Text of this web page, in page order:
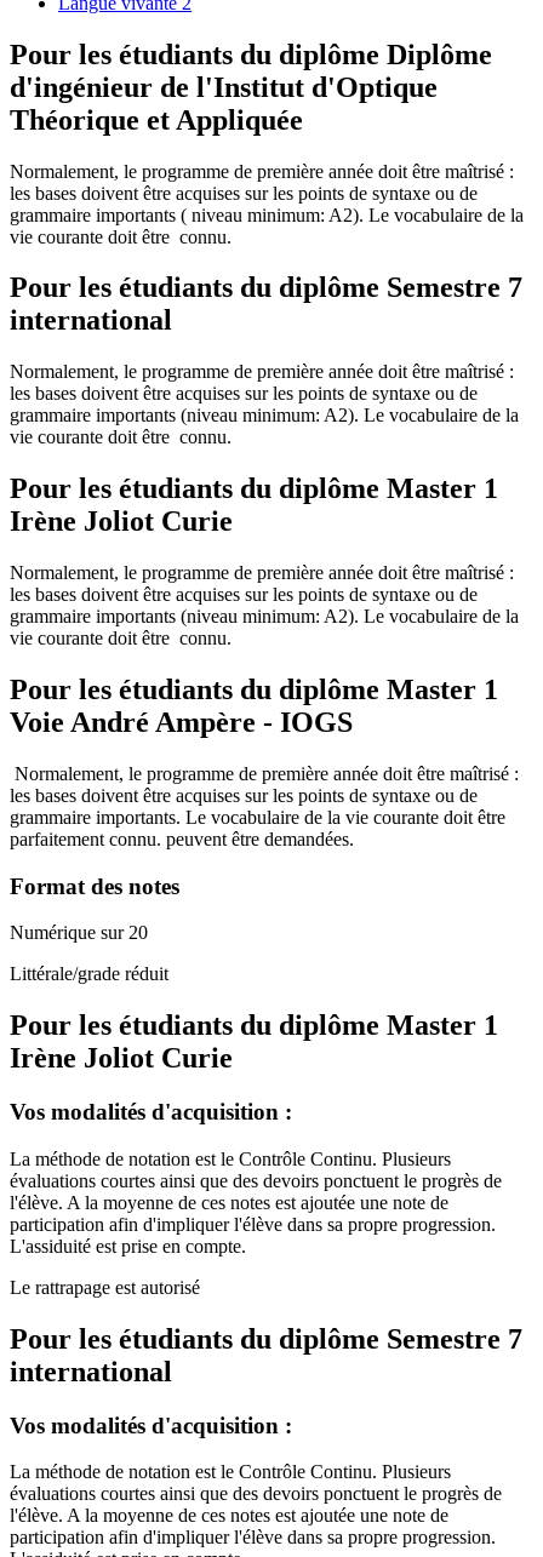
Pour les étudiants du diplôme Diplôme
d'ingénieur de l'Institut d'Optique
Théorique et Appliquée
Normalement, le programme de première année doit être maîtrisé :
les bases doivent être acquises sur les points de syntaxe ou de
grammaire importants ( niveau minimum: A2). Le vocabulaire de la
vie courante doit être connu.
Pour les étudiants du diplôme Semestre 7
international
Normalement, le programme de première année doit être maîtrisé :
les bases doivent être acquises sur les points de syntaxe ou de
grammaire importants (niveau minimum: A2). Le vocabulaire de la
vie courante doit être connu.
Pour les étudiants du diplôme Master 1
Irène Joliot Curie
Normalement, le programme de première année doit être maîtrisé :
les bases doivent être acquises sur les points de syntaxe ou de
grammaire importants (niveau minimum: A2). Le vocabulaire de la
vie courante doit être connu.
Pour les étudiants du diplôme Master 1
Voie André Ampère - IOGS
Normalement, le programme de première année doit être maîtrisé :
les bases doivent être acquises sur les points de syntaxe ou de
grammaire importants. Le vocabulaire de la vie courante doit être
parfaitement connu. peuvent être demandées.
Format des notes
Numérique sur 20
Littérale/grade réduit
Pour les étudiants du diplôme Master 1
Irène Joliot Curie
Vos modalités d'acquisition :
La méthode de notation est le Contrôle Continu. Plusieurs
évaluations courtes ainsi que des devoirs ponctuent le progrès de
l'élève. A la moyenne de ces notes est ajoutée une note de
participation afin d'impliquer l'élève dans sa propre progression.
L'assiduité est prise en compte.
Le rattrapage est autorisé
Pour les étudiants du diplôme Semestre 7
international
Vos modalités d'acquisition :
La méthode de notation est le Contrôle Continu. Plusieurs
évaluations courtes ainsi que des devoirs ponctuent le progrès de
l'élève. A la moyenne de ces notes est ajoutée une note de
participation afin d'impliquer l'élève dans sa propre progression.